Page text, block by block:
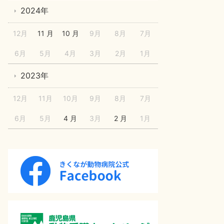
2024年
12月 11 月 10 月 9月 8月 7月
6月 5月 4月 3月 2月 1月
2023年
12月 11月 10月 9月 8月 7月
6月 5月 4 月 3月 2 月 1月